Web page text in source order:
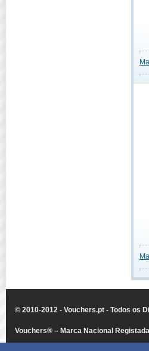
© 2010-2012 - Vouchers.pt - Todos os
Vouchers® – Marca Nacional